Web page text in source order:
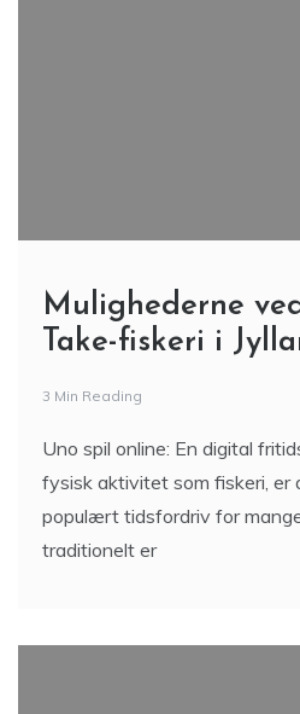
Mulighederne
Take-fiskeri i
3 Min Reading
Uno spil online: En digital
fysisk aktivitet som fiskeri, er
populært tidsfordriv for
traditionelt er